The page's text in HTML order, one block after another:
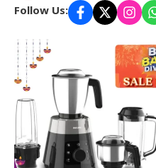
Follow Us: